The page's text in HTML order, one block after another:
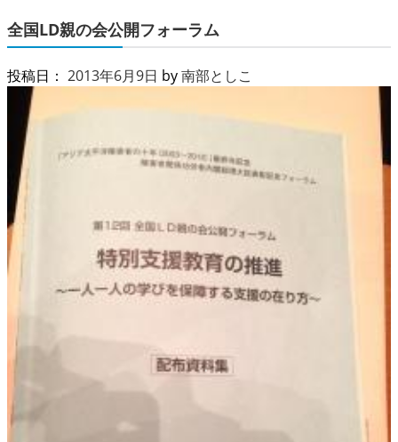
全国LD親の会公開フォーラム
投稿日： 2013年6月9日 by南部としこ